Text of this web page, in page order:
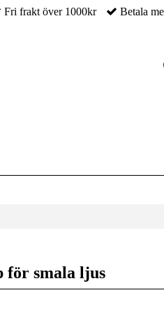
Fri frakt över 1000kr Betala
för smala ljus